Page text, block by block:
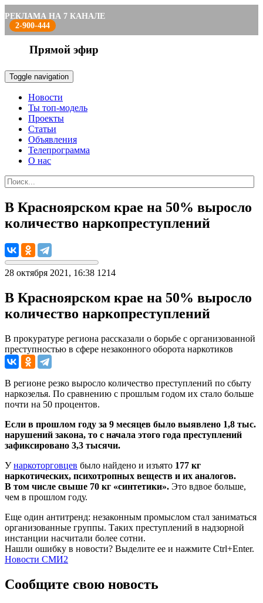
РЕКЛАМА НА 7 КАНАЛЕ
2-900-444
Прямой эфир
Toggle navigation
Новости
Ты топ-модель
Проекты
Статьи
Объявления
Телепрограмма
О нас
В Красноярском крае на 50% выросло
количество наркопреступлений
28 октября 2021, 16:38 1214
В Красноярском крае на 50% выросло
количество наркопреступлений
В прокуратуре региона рассказали о борьбе с организованной
преступностью в сфере незаконного оборота наркотиков
В регионе резко выросло количество преступлений по сбыту
наркозелья. По сравнению с прошлым годом их стало больше
почти на 50 процентов.
Если в прошлом году за 9 месяцев было выявлено 1,8 тыс.
нарушений закона, то с начала этого года преступлений
зафиксировано 3,3 тысячи.
Унаркоторговцев было найдено и изъято 177 кг
наркотических, психотропных веществ и их аналогов.
В том числе свыше 70 кг «синтетики». Это вдвое больше,
чем в прошлом году.
Еще один антитренд: незаконным промыслом стал заниматься
организованные группы. Таких преступлений в надзорной
инстанции насчитали более сотни.
Нашли ошибку в новости? Выделите ее и нажмите Ctrl+Enter.
Новости СМИ2
Сообщите свою новость